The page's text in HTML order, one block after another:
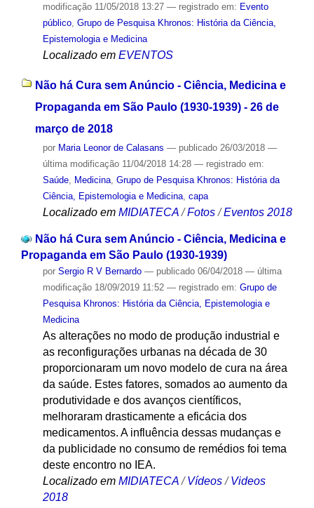
modificação11/05/2018 13:27 — registrado em: Evento
público, Grupo de Pesquisa Khronos: História da Ciência,
Epistemologia e Medicina
Localizado em EVENTOS
Não há Cura sem Anúncio - Ciência, Medicina e
Propaganda em São Paulo (1930-1939) - 26 de
março de 2018
por Maria Leonor de Calasans — publicado26/03/2018 —
última modificação11/04/2018 14:28 — registrado em:
Saúde, Medicina, Grupo de Pesquisa Khronos: História da
Ciência, Epistemologia e Medicina, capa
Localizado em MIDIATECA /Fotos /Eventos 2018
Não há Cura sem Anúncio - Ciência, Medicina e
Propaganda em São Paulo (1930-1939)
por Sergio R V Bernardo — publicado06/04/2018 — última
modificação18/09/2019 11:52 — registrado em: Grupo de
Pesquisa Khronos: História da Ciência, Epistemologia e
Medicina
As alterações no modo de produção industrial e
as reconfigurações urbanas na década de 30
proporcionaram um novo modelo de cura na área
da saúde. Estes fatores, somados ao aumento da
produtividade e dos avanços científicos,
melhoraram drasticamente a eficácia dos
medicamentos. A influência dessas mudanças e
da publicidade no consumo de remédios foi tema
deste encontro no IEA.
Localizado em MIDIATECA /Vídeos /Videos
2018